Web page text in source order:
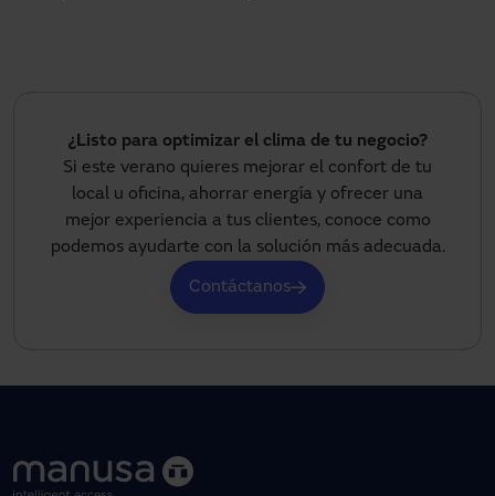
¿Listo para optimizar el clima de tu negocio?
Si este verano quieres mejorar el confort de tu
local u oficina, ahorrar energía y ofrecer una
mejor experiencia a tus clientes, conoce como
podemos ayudarte con la solución más adecuada.
Contáctanos